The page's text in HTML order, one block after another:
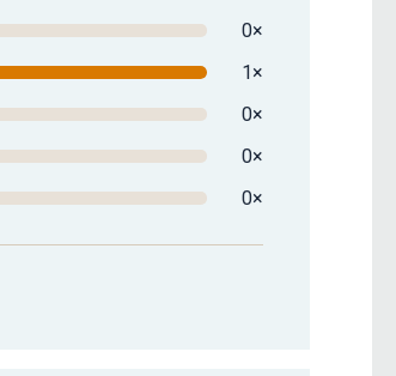
0×
1×
0×
0×
0×